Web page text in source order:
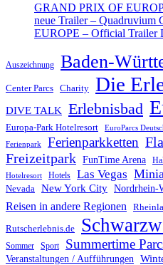
GRAND PRIX OF
neue Trailer – Quadruvium
EUROPE – Official Trailer
Auszeichnung Baden-
Center Parcs Charity Die
DIVE TALK Erlebnisbad
Europa-Park Hotelresort EuroParcs
Ferienpark Ferienparkketten
Freizeitpark FunTime Arena
Hotelresort Hotels Las Vegas
Nevada New York City Nordrhein-
Reisen in andere Regionen
Rutscherlebnis.de
Sommer
Sport Summertime
Veranstaltungen / Aufführungen